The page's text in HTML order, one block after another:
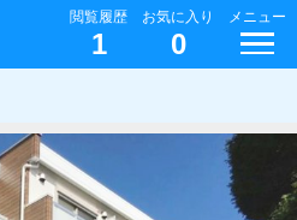
閲覧履歴
1
お気に入り
0
メニュー